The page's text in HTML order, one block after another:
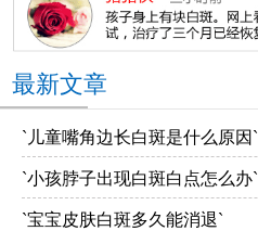
最新文章
`儿童嘴角边长白斑是什么原因`
`小孩脖子出现白斑白点怎么办`
`宝宝皮肤白斑多久能消退`